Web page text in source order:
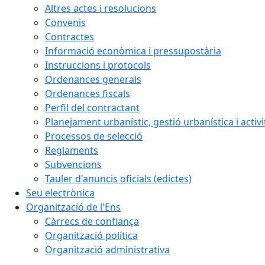
Altres actes i resolucions
Convenis
Contractes
Informació econòmica i pressupostària
Instruccions i protocols
Ordenances generals
Ordenances fiscals
Perfil del contractant
Planejament urbanístic, gestió urbanística i
Processos de selecció
Reglaments
Subvencions
Tauler d'anuncis oficials (edictes)
Seu electrònica
Organització de l'Ens
Càrrecs de confiança
Organització política
Organització administrativa